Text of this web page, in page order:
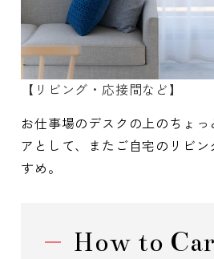
【リビング・応接間など】
お仕事場のデスクの上のちょっ
アとして、またご自宅のリビ
すめ。
How to